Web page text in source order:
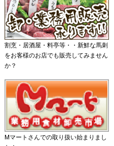
割烹・居酒屋・料亭等・・新鮮な馬刺
をお客様のお店でも販売してみません
か？
Mマートさんでの取り扱い始まりまし